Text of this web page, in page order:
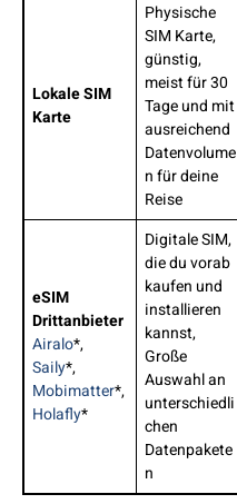
Lokale SIM
Karte
Physische
SIM Karte,
günstig,
meist für 30
Tage und mit
ausreichend
Datenvolume
n für deine
Reise
eSIM
Drittanbieter
Airalo*,
Saily*,
Mobimatter*,
Holafly*
Digitale SIM,
die du vorab
kaufen und
installieren
kannst,
Große
Auswahl an
unterschiedli
chen
Datenpakete
n